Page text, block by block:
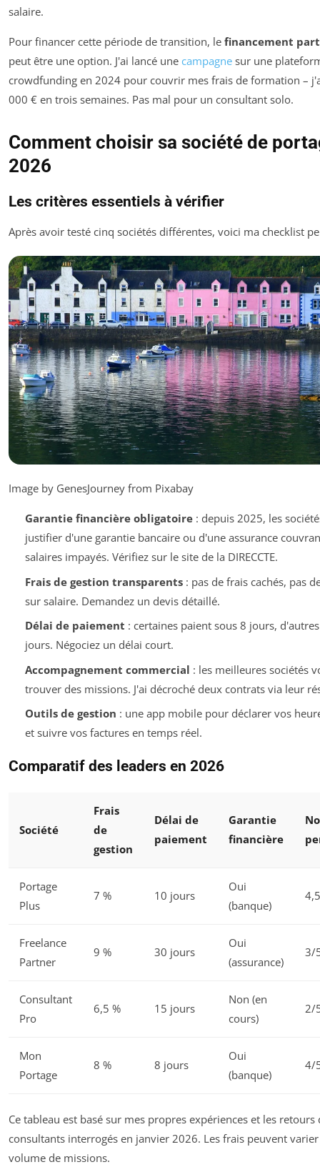
salaire.
Pour financer cette période de transition, le financement
peut être une option. J'ai lancé une campagne sur une
crowdfunding en 2024 pour couvrir mes frais de formation –
000 € en trois semaines. Pas mal pour un consultant solo.
Comment choisir sa société de
2026
Les critères essentiels à vérifier
Après avoir testé cinq sociétés différentes, voici ma checklist
Image by GenesJourney from Pixabay
Garantie financière obligatoire: depuis 2025, les
justifier d'une garantie bancaire ou d'une assurance
salaires impayés. Vérifiez sur le site de la DIRECCTE.
Frais de gestion transparents: pas de frais cachés, pas
sur salaire. Demandez un devis détaillé.
Délai de paiement : certaines paient sous 8 jours,
jours. Négociez un délai court.
Accompagnement commercial : les meilleures sociétés
trouver des missions. J'ai décroché deux contrats via leur
Outils de gestion : une app mobile pour déclarer vos
et suivre vos factures en temps réel.
Comparatif des leaders en 2026
Société
Frais
de
gestion
Délai de
paiement
Garantie
financière
Portage
Plus
7 % 10 jours
Oui
(banque)
Freelance
Partner
9 % 30 jours
Oui
(assurance)
3/
Consultant
Pro
6,5 % 15 jours
Non (en
cours)
2/
Mon
Portage
8 % 8 jours
Oui
(banque)
4/
Ce tableau est basé sur mes propres expériences et les retours
consultants interrogés en janvier 2026. Les frais peuvent
volume de missions.